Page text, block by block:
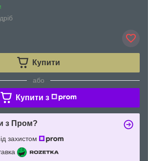
Купити
або
Купити з
з Пром?
захистом